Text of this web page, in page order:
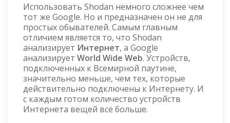
Использовать Shodan немного сложнее чем
тот же Google. Но и предназначен он не для
простых обывателей. Самым главным
отличием является то, что Shodan
анализирует Интернет, а Google
анализирует World Wide Web. Устройств,
подключенных к Всемирной паутине,
значительно меньше, чем тех, которые
действительно подключены к Интернету. И
с каждым готом количество устройств
Интернета вещей всё больше.